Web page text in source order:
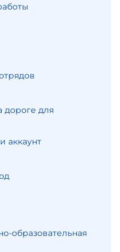
дороге для
аккаунт
образовательная